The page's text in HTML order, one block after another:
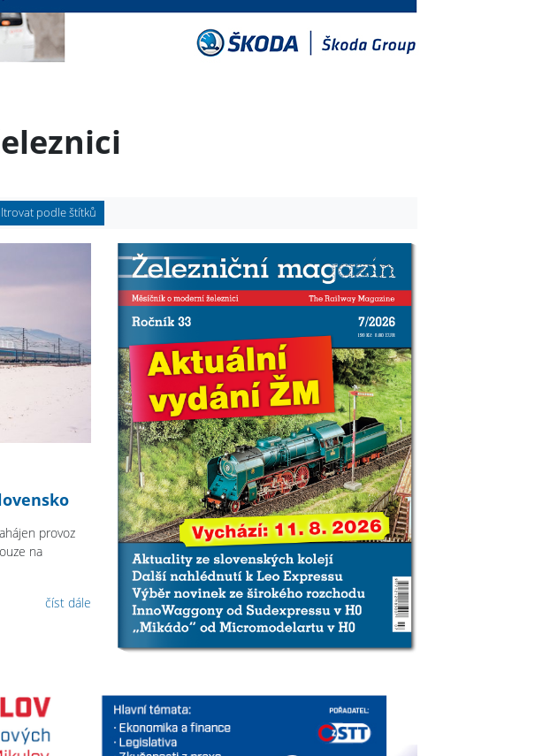
podle štítků
provoz
na
číst dále